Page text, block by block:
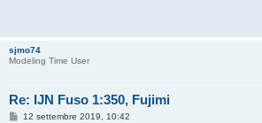
o
sjmo74
Modeling Time User
Re: IJN Fuso 1:350, Fujimi
M12 settembre 2019, 10:42